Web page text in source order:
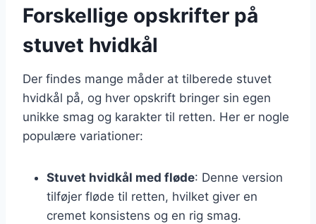
Forskellige opskrifter på
stuvet hvidkål
Der findes mange måder at tilberede stuvet
hvidkål på, og hver opskrift bringer sin egen
unikke smag og karakter til retten. Her er nogle
populære variationer:
Stuvet hvidkål med fløde: Denne version
tilføjer fløde til retten, hvilket giver en
cremet konsistens og en rig smag.